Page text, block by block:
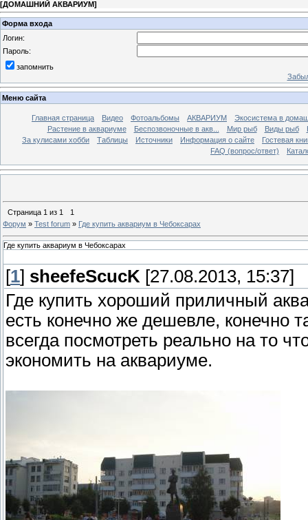
[ДОМАШНИЙ АКВАРИУМ]
Форма входа
Логин:
Пароль:
запомнить
Меню сайта
Главная страница Видео Фотоальбомы АКВАРИУМ
Экосистема в
Растение в аквариуме
Беспозвоночные в акв... Мир рыб Виды рыб
За кулисами хобби
Таблицы Источники Информация о сайте
Гостевая
FAQ (вопрос/ответ)
Страница 1 из 1
1
Форум » Test forum » Где купить аквариум в Чебоксарах
Где купить аквариум в Чебоксарах
[1] sheefeScucK [27.08.2013, 15:37]
Где купить хороший приличный
есть конечно же дешевле, конечно
всегда посмотреть реально на то
экономить на аквариуме.